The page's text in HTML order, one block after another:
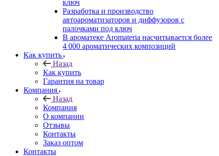
ключ
Разработка и производство
автоароматизаторов и диффузоров с
палочками под ключ
В ароматеке Aromateria насчитывается более
4 000 ароматических композиций
Как купить
Назад
Как купить
Гарантия на товар
Компания
Назад
Компания
О компании
Отзывы
Контакты
Заказ оптом
Контакты